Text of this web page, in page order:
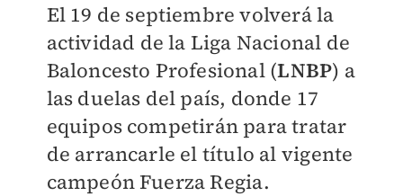
El 19 de septiembre volverá la
actividad de la Liga Nacional de
Baloncesto Profesional(LNBP) a
las duelas del país, donde 17
equipos competirán para tratar
de arrancarle el título al vigente
campeón Fuerza Regia.